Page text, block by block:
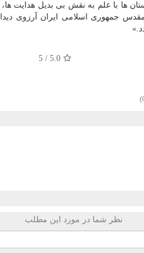
ها با علم به نقش بی بدیل هدایت
جمهوری اسلامی ایران آرزوی
5.0
/
5
نظر شما در مورد این مطلب